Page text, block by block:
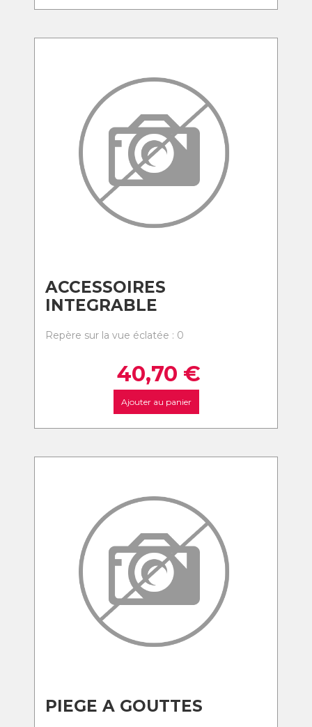
ACCESSOIRES
INTEGRABLE
Repère sur la vue éclatée : 0
40,70 €
Ajouter au panier
PIEGE A GOUTTES